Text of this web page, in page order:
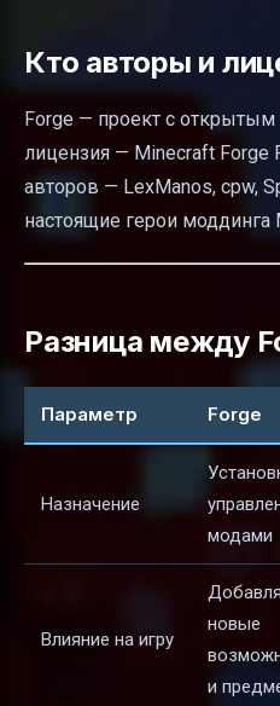
Кто авторы и
Forge — проект с
лицензия — Minecraft Forge
авторов — LexManos, cpw,
настоящие герои моддинга
Разница между
Параметр Forge
Назначение
модами
Влияние на игру
новые
и